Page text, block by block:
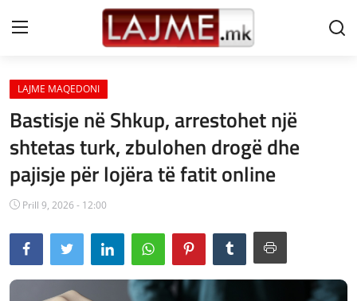
Shtëpi
LAJME MAQEDONI
SHQIPERI
KOSOVA
LAJME NGA BOTA
SHOWBIZ
LAJME MAQEDONI
Bastisje në Shkup, arrestohet një
shtetas turk, zbulohen drogë dhe
pajisje për lojëra të fatit online
Prill 9, 2026 - 12:00